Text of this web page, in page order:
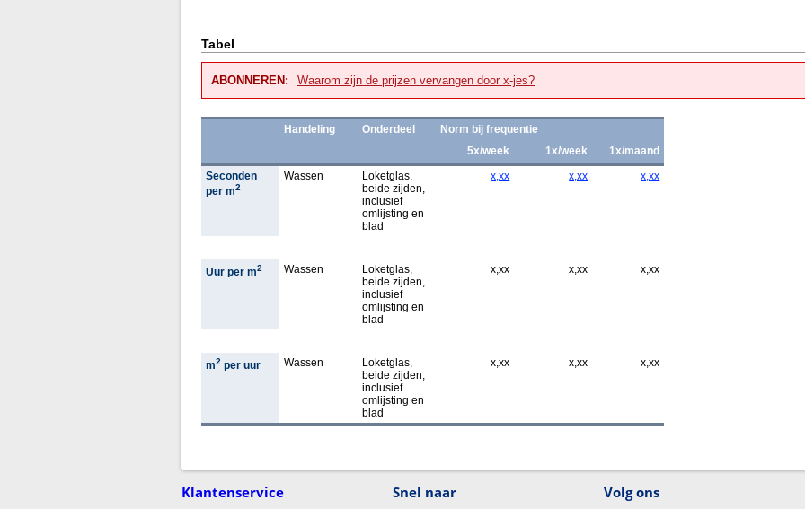
Tabel
ABONNEREN: Waarom zijn de prijzen vervangen door x-jes?
Handeling Onderdeel
Norm bij frequentie
5x/week
1x/week
1x/maand
Seconden
per m2
Wassen
Loketglas,
beide zijden,
inclusief
omlijsting en
blad
x,xx x,xx x,xx
Uur per m2 Wassen
Loketglas,
beide zijden,
inclusief
omlijsting en
blad
x,xx x,xx x,xx
m2per uur Wassen
Loketglas,
beide zijden,
inclusief
omlijsting en
blad
x,xx x,xx x,xx
Klantenservice Snel naar Volg ons